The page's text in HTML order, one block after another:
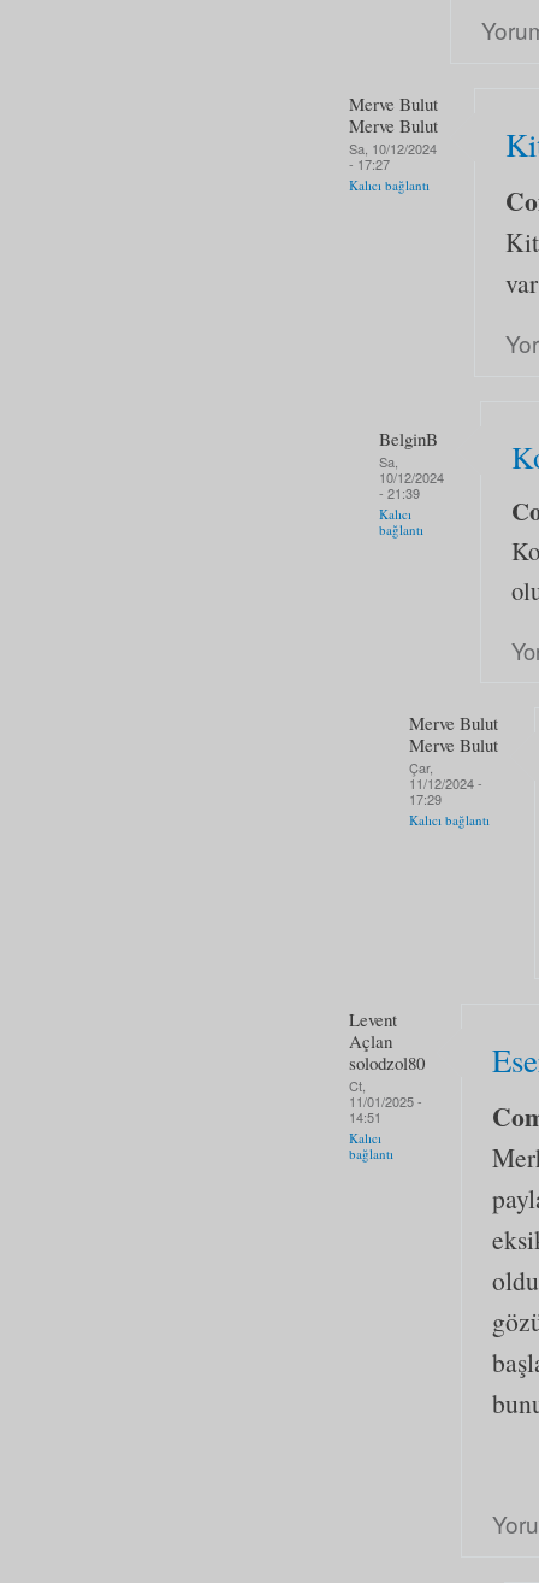
Merve Bulut
Merve Bulut
Sa, 10/12/2024
- 17:27
Kalıcı bağlantı
BelginB
Sa,
10/12/2024
- 21:39
Kalıcı
bağlantı
Merve Bulut
Merve Bulut
Çar,
11/12/2024 -
17:29
Kalıcı bağlantı
Levent
Açlan
solodzol80
Ct,
11/01/2025 -
14:51
Kalıcı
bağlantı